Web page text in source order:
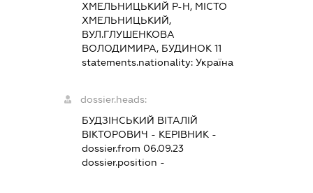
ХМЕЛЬНИЦЬКИЙ Р-Н, МІСТО
ХМЕЛЬНИЦЬКИЙ,
ВУЛ.ГЛУШЕНКОВА
ВОЛОДИМИРА, БУДИНОК 11
statements.nationality:Україна
dossier.heads:
БУДЗІНСЬКИЙ ВІТАЛІЙ
ВІКТОРОВИЧ - КЕРІВНИК -
dossier.from 06.09.23
dossier.position -